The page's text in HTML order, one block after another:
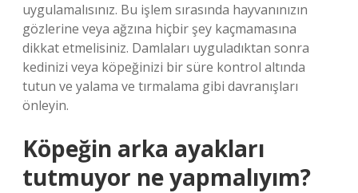
uygulamalısınız. Bu işlem sırasında hayvanınızın
gözlerine veya ağzına hiçbir şey kaçmamasına
dikkat etmelisiniz. Damlaları uyguladıktan sonra
kedinizi veya köpeğinizi bir süre kontrol altında
tutun ve yalama ve tırmalama gibi davranışları
önleyin.
Köpeğin arka ayakları
tutmuyor ne yapmalıyım?